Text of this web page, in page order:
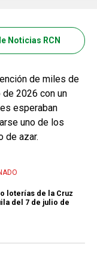
Noticias RCN
de miles de
2026 con un
esperaban
uno de los
de azar.
loterías de la Cruz
del 7 de julio de